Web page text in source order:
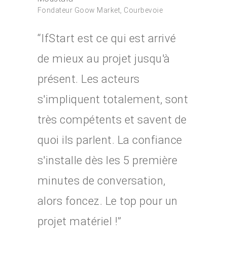
Fondateur Goow Market, Courbevoie
“IfStart est ce qui est arrivé
de mieux au projet jusqu'à
présent. Les acteurs
s'impliquent totalement, sont
très compétents et savent de
quoi ils parlent. La confiance
s'installe dès les 5 première
minutes de conversation,
alors foncez. Le top pour un
projet matériel !”